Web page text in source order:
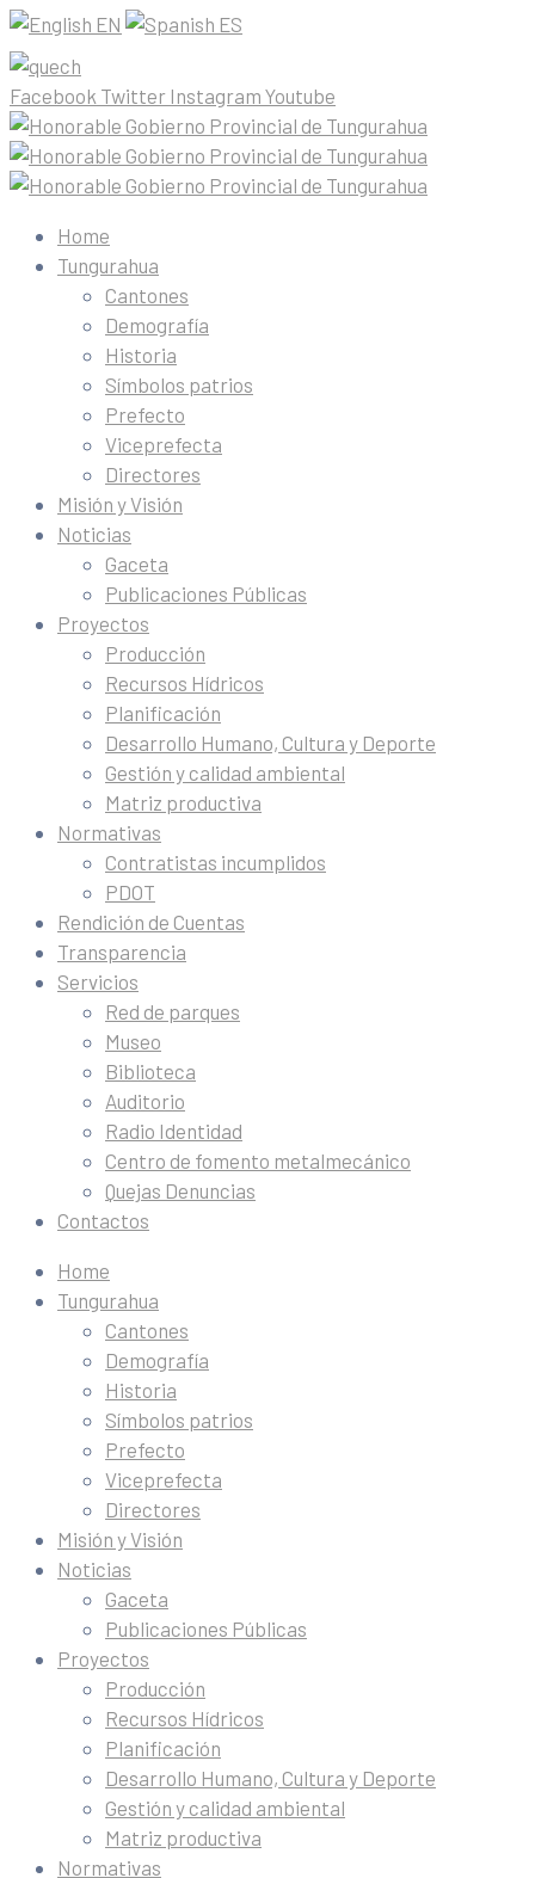
EN ES
Facebook Twitter Instagram Youtube
Home
Tungurahua
Cantones
Demografía
Historia
Símbolos patrios
Prefecto
Viceprefecta
Directores
Misión y Visión
Noticias
Gaceta
Publicaciones Públicas
Proyectos
Producción
Recursos Hídricos
Planificación
Desarrollo Humano, Cultura y Deporte
Gestión y calidad ambiental
Matriz productiva
Normativas
Contratistas incumplidos
PDOT
Rendición de Cuentas
Transparencia
Servicios
Red de parques
Museo
Biblioteca
Auditorio
Radio Identidad
Centro de fomento metalmecánico
Quejas Denuncias
Contactos
Home
Tungurahua
Cantones
Demografía
Historia
Símbolos patrios
Prefecto
Viceprefecta
Directores
Misión y Visión
Noticias
Gaceta
Publicaciones Públicas
Proyectos
Producción
Recursos Hídricos
Planificación
Desarrollo Humano, Cultura y Deporte
Gestión y calidad ambiental
Matriz productiva
Normativas